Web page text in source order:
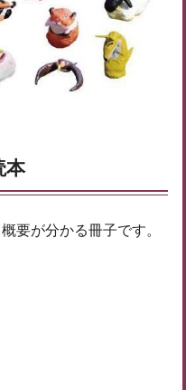
本
要が分かる冊子です。